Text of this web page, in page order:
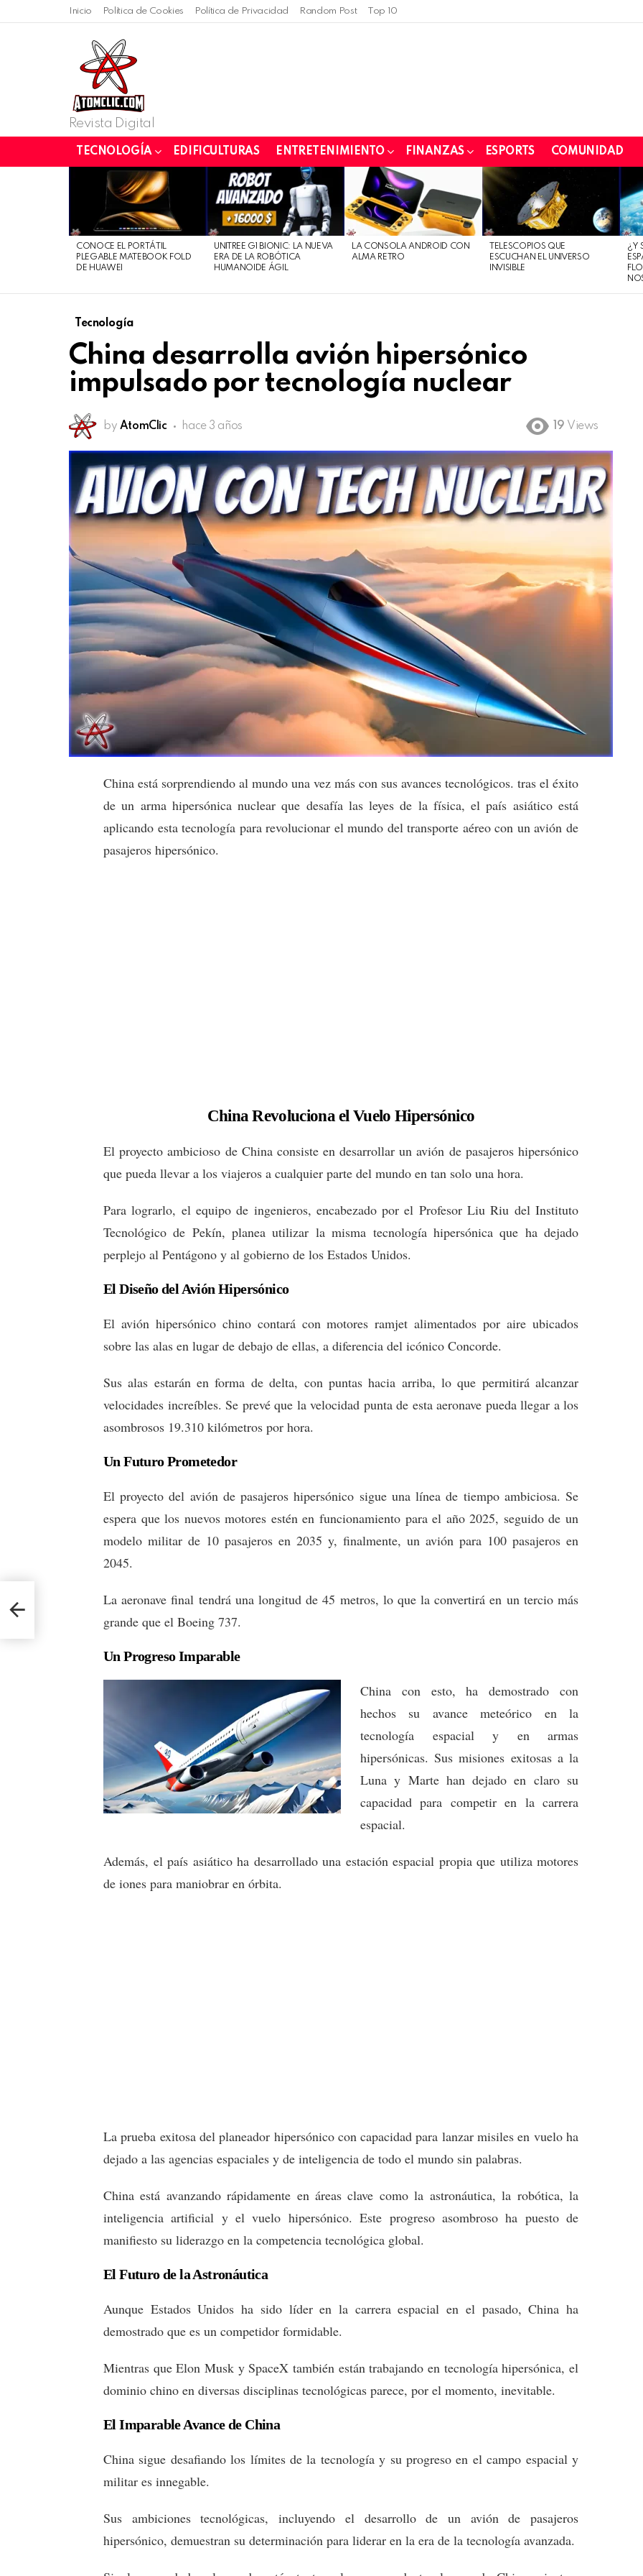
Inicio Política de Cookies Política de Privacidad Random Post Top 10
Revista Digital
TECNOLOGÍA EDIFICULTURAS ENTRETENIMIENTO FINANZAS ESPORTS COMUNIDAD
STORIES
CONOCE EL PORTÁTIL
PLEGABLE MATEBOOK FOLD
DE HUAWEI
UNITREE G1 BIONIC: LA NUEVA
ERA DE LA ROBÓTICA
HUMANOIDE ÁGIL
LA CONSOLA ANDROID CON
ALMA RETRO
TELESCOPIOS QUE
ESCUCHAN EL UNIVERSO
INVISIBLE
¿Y
Tecnología
China desarrolla avión hipersónico
impulsado por tecnología nuclear
by AtomClic hace 3 años 19 Views
China está sorprendiendo al mundo una vez más con sus avances tecnológicos. tras el éxito
de un arma hipersónica nuclear que desafía las leyes de la física, el país asiático está
aplicando esta tecnología para revolucionar el mundo del transporte aéreo con un avión de
pasajeros hipersónico.
China Revoluciona el Vuelo Hipersónico
El proyecto ambicioso de China consiste en desarrollar un avión de pasajeros hipersónico
que pueda llevar a los viajeros a cualquier parte del mundo en tan solo una hora.
Para lograrlo, el equipo de ingenieros, encabezado por el Profesor Liu Riu del Instituto
Tecnológico de Pekín, planea utilizar la misma tecnología hipersónica que ha dejado
perplejo al Pentágono y al gobierno de los Estados Unidos.
El Diseño del Avión Hipersónico
El avión hipersónico chino contará con motores ramjet alimentados por aire ubicados
sobre las alas en lugar de debajo de ellas, a diferencia del icónico Concorde.
Sus alas estarán en forma de delta, con puntas hacia arriba, lo que permitirá alcanzar
velocidades increíbles. Se prevé que la velocidad punta de esta aeronave pueda llegar a los
asombrosos 19.310 kilómetros por hora.
Un Futuro Prometedor
El proyecto del avión de pasajeros hipersónico sigue una línea de tiempo ambiciosa. Se
espera que los nuevos motores estén en funcionamiento para el año 2025, seguido de un
modelo militar de 10 pasajeros en 2035 y, finalmente, un avión para 100 pasajeros en
2045.
La aeronave final tendrá una longitud de 45 metros, lo que la convertirá en un tercio más
grande que el Boeing 737.
Un Progreso Imparable
China con esto, ha demostrado con
hechos su avance meteórico en la
tecnología espacial y en armas
hipersónicas. Sus misiones exitosas a la
Luna y Marte han dejado en claro su
capacidad para competir en la carrera
espacial.
Además, el país asiático ha desarrollado una estación espacial propia que utiliza motores
de iones para maniobrar en órbita.
La prueba exitosa del planeador hipersónico con capacidad para lanzar misiles en vuelo ha
dejado a las agencias espaciales y de inteligencia de todo el mundo sin palabras.
China está avanzando rápidamente en áreas clave como la astronáutica, la robótica, la
inteligencia artificial y el vuelo hipersónico. Este progreso asombroso ha puesto de
manifiesto su liderazgo en la competencia tecnológica global.
El Futuro de la Astronáutica
Aunque Estados Unidos ha sido líder en la carrera espacial en el pasado, China ha
demostrado que es un competidor formidable.
Mientras que Elon Musk y SpaceX también están trabajando en tecnología hipersónica, el
dominio chino en diversas disciplinas tecnológicas parece, por el momento, inevitable.
El Imparable Avance de China
China sigue desafiando los límites de la tecnología y su progreso en el campo espacial y
militar es innegable.
Sus ambiciones tecnológicas, incluyendo el desarrollo de un avión de pasajeros
hipersónico, demuestran su determinación para liderar en la era de la tecnología avanzada.